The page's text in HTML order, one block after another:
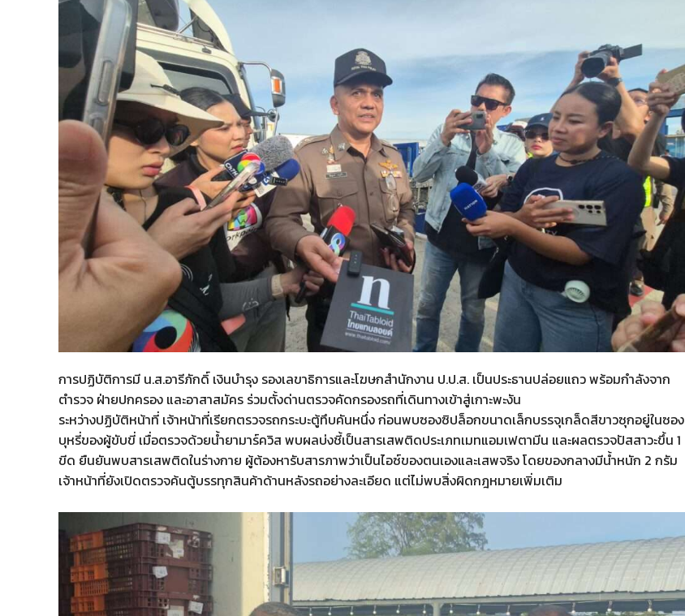
การปฏิบัติการมี น.ส.อารีภักดิ์ เงินบำรุง รองเลขาธิการและโฆษกสำนักงาน ป.ป.ส. เป็นประธานปล่อยแถว พร้อมกำลังจาก
ตำรวจ ฝ่ายปกครอง และอาสาสมัคร ร่วมตั้งด่านตรวจคัดกรองรถที่เดินทางเข้าสู่เกาะพะงัน
ระหว่างปฏิบัติหน้าที่ เจ้าหน้าที่เรียกตรวจรถกระบะตู้ทึบคันหนึ่ง ก่อนพบซองซิปล็อกขนาดเล็กบรรจุเกล็ดสีขาวซุกอยู่ในซอง
บุหรี่ของผู้ขับขี่ เมื่อตรวจด้วยน้ำยามาร์ควิส พบผลบ่งชี้เป็นสารเสพติดประเภทเมทแอมเฟตามีน และผลตรวจปัสสาวะขึ้น 1
ขีด ยืนยันพบสารเสพติดในร่างกาย ผู้ต้องหารับสารภาพว่าเป็นไอซ์ของตนเองและเสพจริง โดยของกลางมีน้ำหนัก 2 กรัม
เจ้าหน้าที่ยังเปิดตรวจค้นตู้บรรทุกสินค้าด้านหลังรถอย่างละเอียด แต่ไม่พบสิ่งผิดกฎหมายเพิ่มเติม